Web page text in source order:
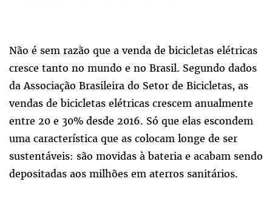
Não é sem razão que a venda de bicicletas elétricas
cresce tanto no mundo e no Brasil. Segundo dados
da Associação Brasileira do Setor de Bicicletas, as
vendas de bicicletas elétricas crescem anualmente
entre 20 e 30% desde 2016. Só que elas escondem
uma característica que as colocam longe de ser
sustentáveis: são movidas à bateria e acabam sendo
depositadas aos milhões em aterros sanitários.